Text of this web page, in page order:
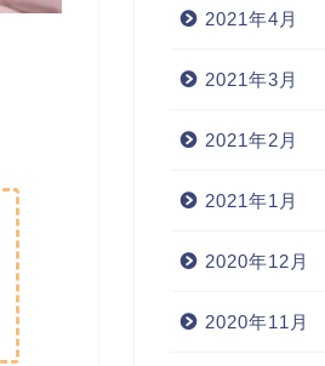
2021年4月
2021年3月
2021年2月
2021年1月
2020年12月
2020年11月